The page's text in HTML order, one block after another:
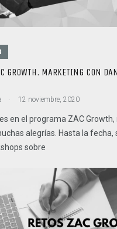
GROWTH. MARKETING CON
12 noviembre, 2020
en el programa ZAC Growth,
alegrías. Hasta la fecha,
sobre